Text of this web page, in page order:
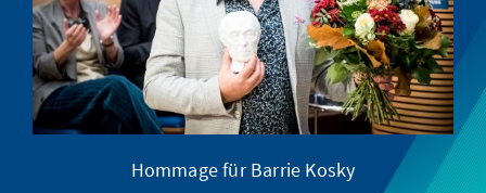
Hommage für Barrie Kosky